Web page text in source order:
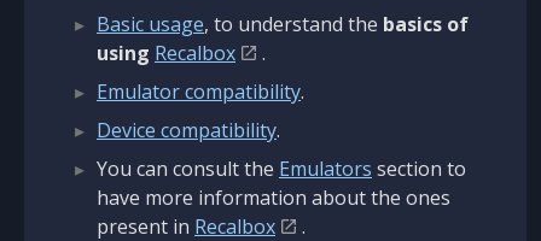
Basic usage, to understand the basics of
using Recalbox
.
Emulator compatibility.
Device compatibility.
You can consult the Emulators section to
have more information about the ones
present in Recalbox
.